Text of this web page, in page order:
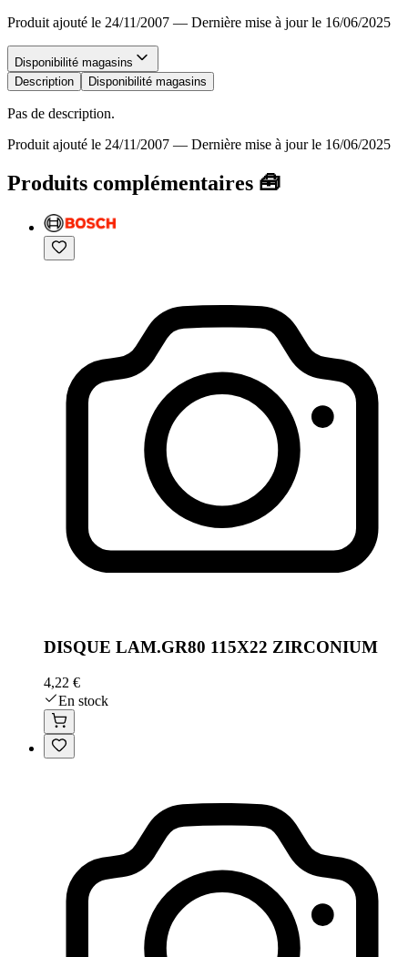
Produit ajouté le 24/11/2007 — Dernière mise à jour le 16/06/2025
Disponibilité magasins
Description
Disponibilité magasins
Pas de description.
Produit ajouté le 24/11/2007 — Dernière mise à jour le 16/06/2025
Produits complémentaires 🧰
DISQUE LAM.GR80 115X22 ZIRCONIUM
4,22 €
En stock